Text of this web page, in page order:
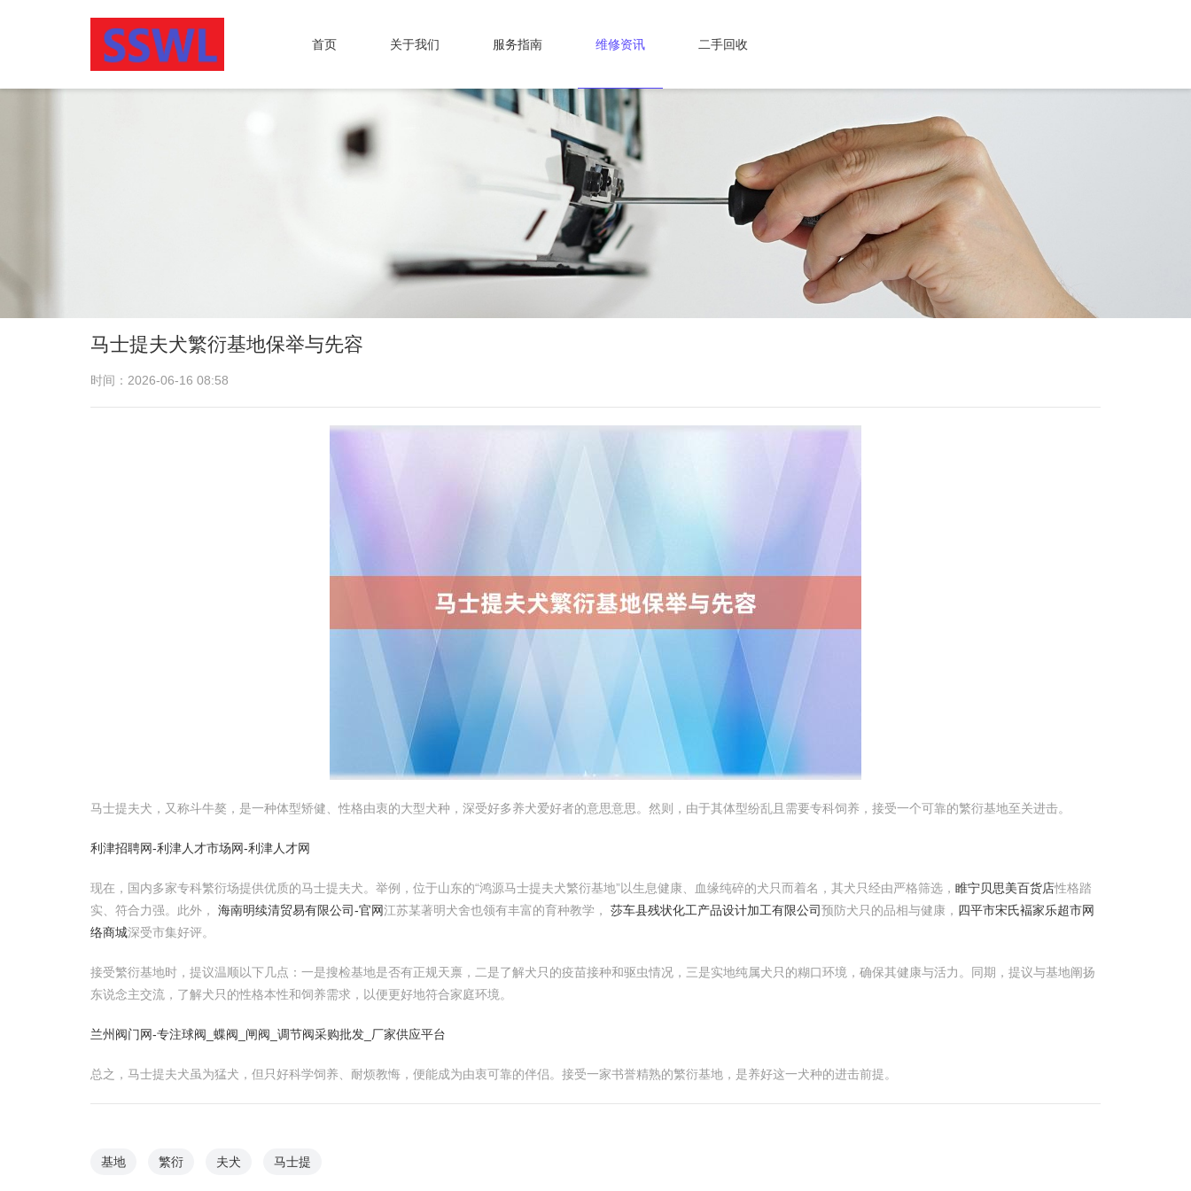
首页 关于我们 服务指南 维修资讯 二手回收
马士提夫犬繁衍基地保举与先容
时间：2026-06-16 08:58
马士提夫犬，又称斗牛獒，是一种体型矫健、性格由衷的大型犬种，深受好多养犬爱好者的意思意思。然则，由于其体型纷乱且需要专科饲养，接受一个可靠的繁衍基地至关进击。
利津招聘网-利津人才市场网-利津人才网
现在，国内多家专科繁衍场提供优质的马士提夫犬。举例，位于山东的“鸿源马士提夫犬繁衍基地”以生息健康、血缘纯碎的犬只而着名，其犬只经由严格筛选， 睢宁贝思美百货店性格踏
实、符合力强。此外， 海南明续清贸易有限公司-官网江苏某著明犬舍也领有丰富的育种教学， 莎车县残状化工产品设计加工有限公司预防犬只的品相与健康， 四平市宋氏褔家乐超市网
络商城深受市集好评。
接受繁衍基地时，提议温顺以下几点：一是搜检基地是否有正规天禀，二是了解犬只的疫苗接种和驱虫情况，三是实地纯属犬只的糊口环境，确保其健康与活力。同期，提议与基地阐扬
东说念主交流，了解犬只的性格本性和饲养需求，以便更好地符合家庭环境。
兰州阀门网-专注球阀_蝶阀_闸阀_调节阀采购批发_厂家供应平台
总之，马士提夫犬虽为猛犬，但只好科学饲养、耐烦教悔，便能成为由衷可靠的伴侣。接受一家书誉精熟的繁衍基地，是养好这一犬种的进击前提。
基地 繁衍 夫犬 马士提